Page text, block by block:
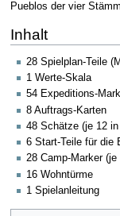
Pueblos der vier
Inhalt
28 Spielplan-Teile
1 Werte-Skala
54 Expeditions-
8 Auftrags-Karten
48 Schätze (je 12
6 Start-Teile für die
28 Camp-Marker
16 Wohntürme
1 Spielanleitung